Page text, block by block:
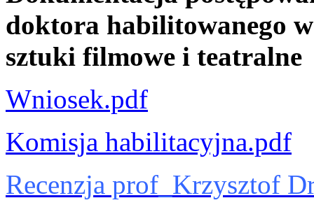
doktora habilitowanego
sztuki filmowe i teatralne
Wniosek.pdf
Komisja habilitacyjna.pdf
Recenzja prof_Krzysztof